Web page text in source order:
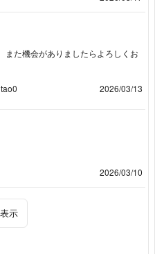
また機会がありましたらよろしくお
2026/03/13
2026/03/10
示